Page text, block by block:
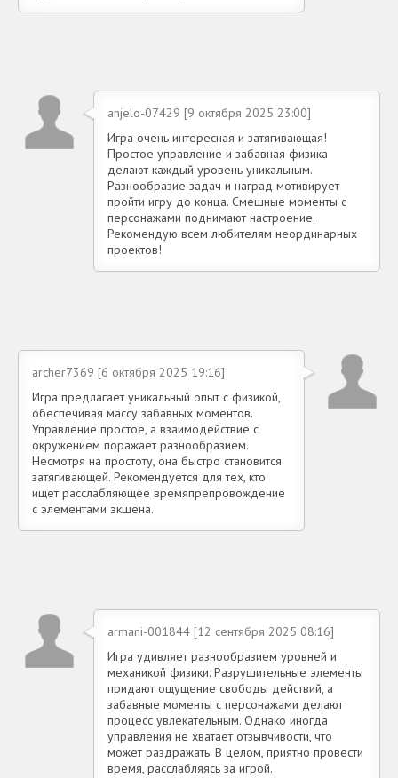
anjelo-07429 [9 октября 2025 23:00]
Игра очень интересная и затягивающая!
Простое управление и забавная физика
делают каждый уровень уникальным.
Разнообразие задач и наград мотивирует
пройти игру до конца. Смешные моменты с
персонажами поднимают настроение.
Рекомендую всем любителям неординарных
проектов!
archer7369 [6 октября 2025 19:16]
Игра предлагает уникальный опыт с физикой,
обеспечивая массу забавных моментов.
Управление простое, а взаимодействие с
окружением поражает разнообразием.
Несмотря на простоту, она быстро становится
затягивающей. Рекомендуется для тех, кто
ищет расслабляющее времяпрепровождение
с элементами экшена.
armani-001844 [12 сентября 2025 08:16]
Игра удивляет разнообразием уровней и
механикой физики. Разрушительные элементы
придают ощущение свободы действий, а
забавные моменты с персонажами делают
процесс увлекательным. Однако иногда
управления не хватает отзывчивости, что
может раздражать. В целом, приятно провести
время, расслабляясь за игрой.